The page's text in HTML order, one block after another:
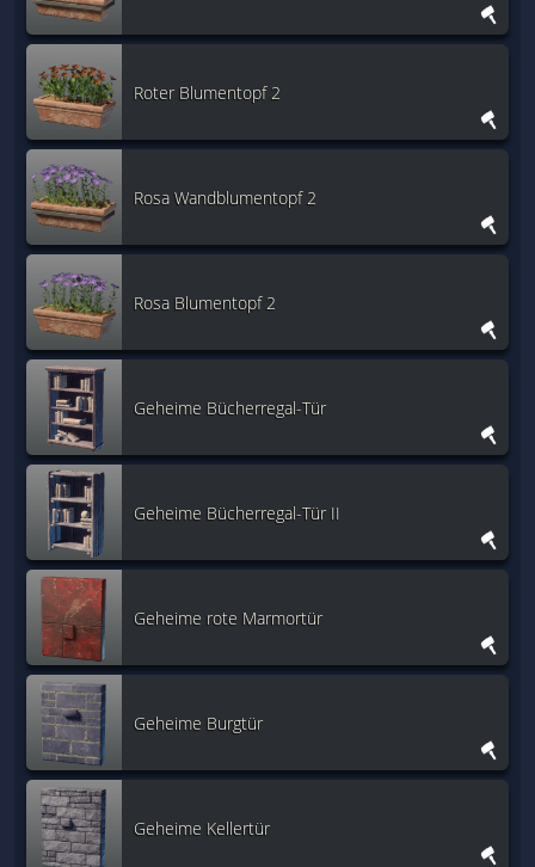
Roter Blumentopf 2
Rosa Wandblumentopf 2
Rosa Blumentopf 2
Geheime Bücherregal-Tür
Geheime Bücherregal-Tür II
Geheime rote Marmortür
Geheime Burgtür
Geheime Kellertür